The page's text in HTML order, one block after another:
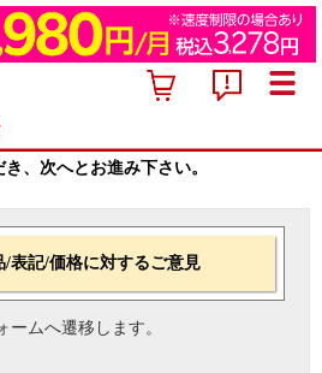
、次へとお進み下さい。
/表記/価格に対するご意見
ームへ遷移します。